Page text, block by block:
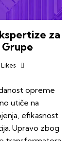
za
Likes
opreme
utiče na
efikasnost
Upravo zbog